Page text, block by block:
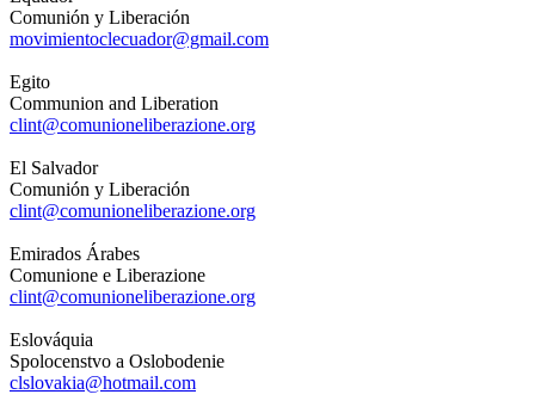
Comunión y Liberación
movimientoclecuador@gmail.com
Egito
Communion and Liberation
clint@comunioneliberazione.org
El Salvador
Comunión y Liberación
clint@comunioneliberazione.org
Emirados Árabes
Comunione e Liberazione
clint@comunioneliberazione.org
Eslováquia
Spolocenstvo a Oslobodenie
clslovakia@hotmail.com